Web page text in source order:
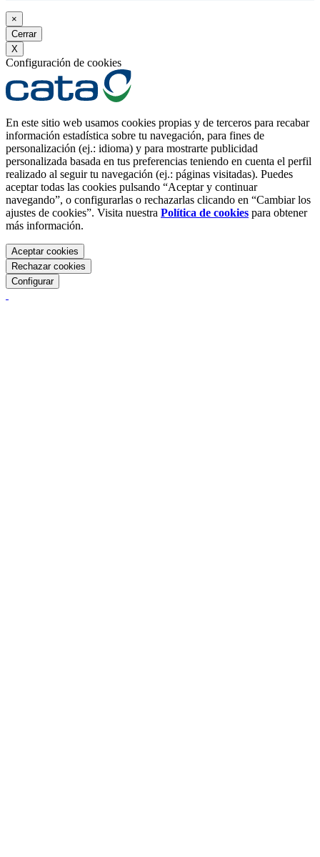
×
Cerrar
X
Configuración de cookies
En este sitio web usamos cookies propias y de terceros para recabar
información estadística sobre tu navegación, para fines de
personalización (ej.: idioma) y para mostrarte publicidad
personalizada basada en tus preferencias teniendo en cuenta el perfil
realizado al seguir tu navegación (ej.: páginas visitadas). Puedes
aceptar todas las cookies pulsando “Aceptar y continuar
navegando”, o configurarlas o rechazarlas clicando en “Cambiar los
ajustes de cookies”. Visita nuestra Política de cookies para obtener
más información.
Aceptar cookies
Rechazar cookies
Configurar